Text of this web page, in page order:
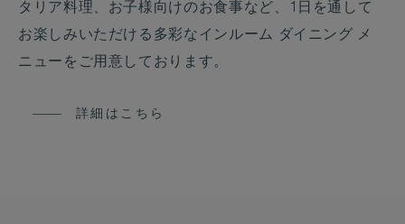
タリア料理、お子様向けのお食事など、1日を通して
お楽しみいただける多彩なインルーム ダイニング メ
ニューをご用意しております。
詳細はこちら